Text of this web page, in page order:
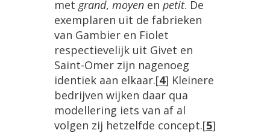
met grand, moyen en petit. De
exemplaren uit de fabrieken
van Gambier en Fiolet
respectievelijk uit Givet en
Saint-Omer zijn nagenoeg
identiek aan elkaar.[4] Kleinere
bedrijven wijken daar qua
modellering iets van af al
volgen zij hetzelfde concept.[5]